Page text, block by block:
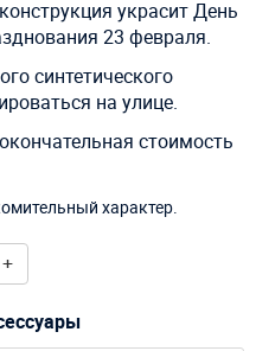
украсит День
23 февраля.
синтетического
на улице.
стоимость
характер.
+